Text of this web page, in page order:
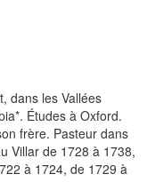
dans les Vallées
Études à Oxford.
frère. Pasteur dans
Villar de 1728 à 1738,
à 1724, de 1729 à